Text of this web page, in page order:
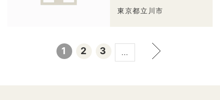
東京都立川市
1 2 3 …